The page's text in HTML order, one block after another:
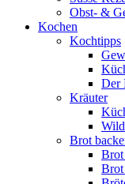
Obst- &
Kochen
Kochtipps
Der
Kräuter
Brot
Brot
Brot